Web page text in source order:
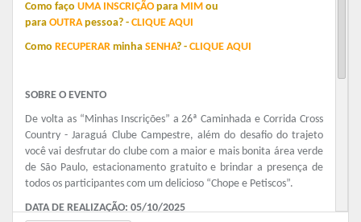
Como faço UMA INSCRIÇÃO para MIM ou
para OUTRA pessoa? - CLIQUE AQUI
Como RECUPERAR minha SENHA? - CLIQUE AQUI
SOBRE O EVENTO
De volta as “Minhas Inscrições” a 26ª Caminhada e Corrida Cross
Country - Jaraguá Clube Campestre, além do desafio do trajeto
você vai desfrutar do clube com a maior e mais bonita área verde
de São Paulo, estacionamento gratuito e brindar a presença de
todos os participantes com um delicioso “Chope e Petiscos”.
DATA DE REALIZAÇÃO: 05/10/2025